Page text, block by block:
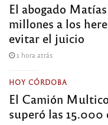
El abogado
millones a los
evitar el juicio
1 hora atrás
HOY CÓRDOBA
El Camión
superó las